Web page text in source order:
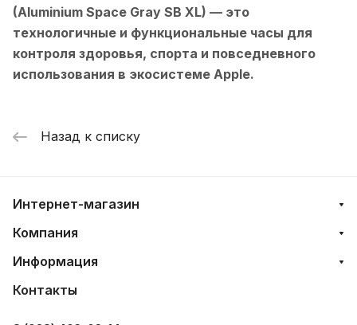
(Aluminium Space Gray SB XL) — это
технологичные и функциональные часы для
контроля здоровья, спорта и повседневного
использования в экосистеме Apple.
Назад к списку
Интернет-магазин
Компания
Информация
Контакты